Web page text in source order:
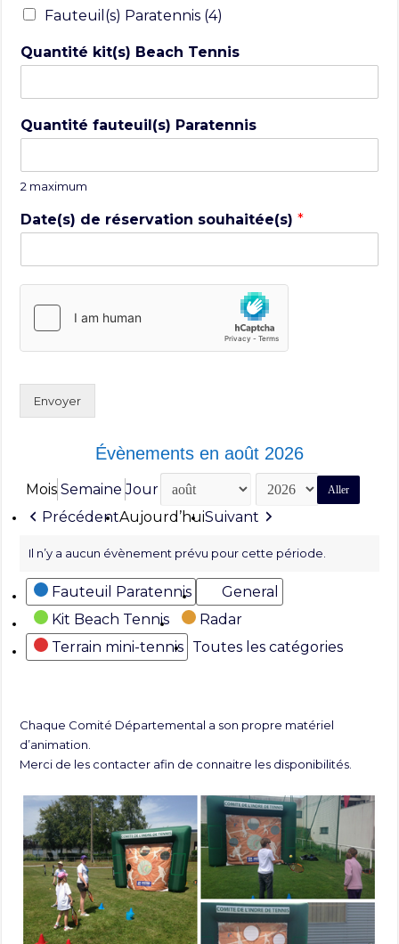
Fauteuil(s) Paratennis (4)
Quantité kit(s) Beach Tennis
Quantité fauteuil(s) Paratennis
2 maximum
Date(s) de réservation souhaitée(s)*
Envoyer
Évènements en août 2026
Mois Semaine Jour Mois
Année
PrécédentAujourd’huiSuivant
Il n’y a aucun évènement prévu pour cette période.
Catégories
Fauteuil Paratennis
General
Kit Beach Tennis
Radar
Terrain mini-tennis Toutes les catégories
Chaque Comité Départemental a son propre matériel
d’animation.
Merci de les contacter afin de connaitre les disponibilités.